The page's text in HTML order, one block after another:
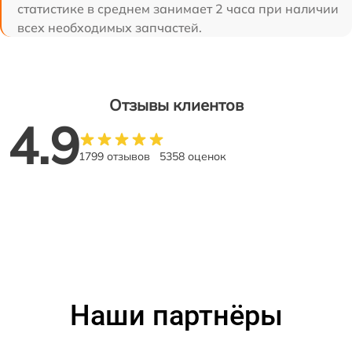
статистике в среднем занимает 2 часа при наличии
всех необходимых запчастей.
Отзывы клиентов
4.91799 отзывов 5358 оценок
Наши партнёры